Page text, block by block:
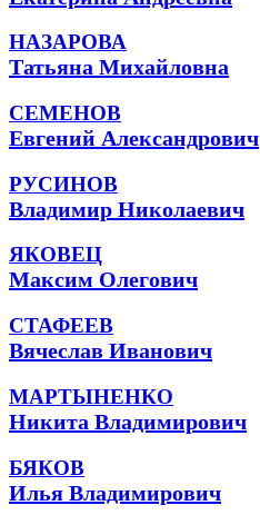
НАЗАРОВА
Татьяна Михайловна
СЕМЕНОВ
Евгений Александрович
РУСИНОВ
Владимир Николаевич
ЯКОВЕЦ
Максим Олегович
СТАФЕЕВ
Вячеслав Иванович
МАРТЫНЕНКО
Никита Владимирович
БЯКОВ
Илья Владимирович